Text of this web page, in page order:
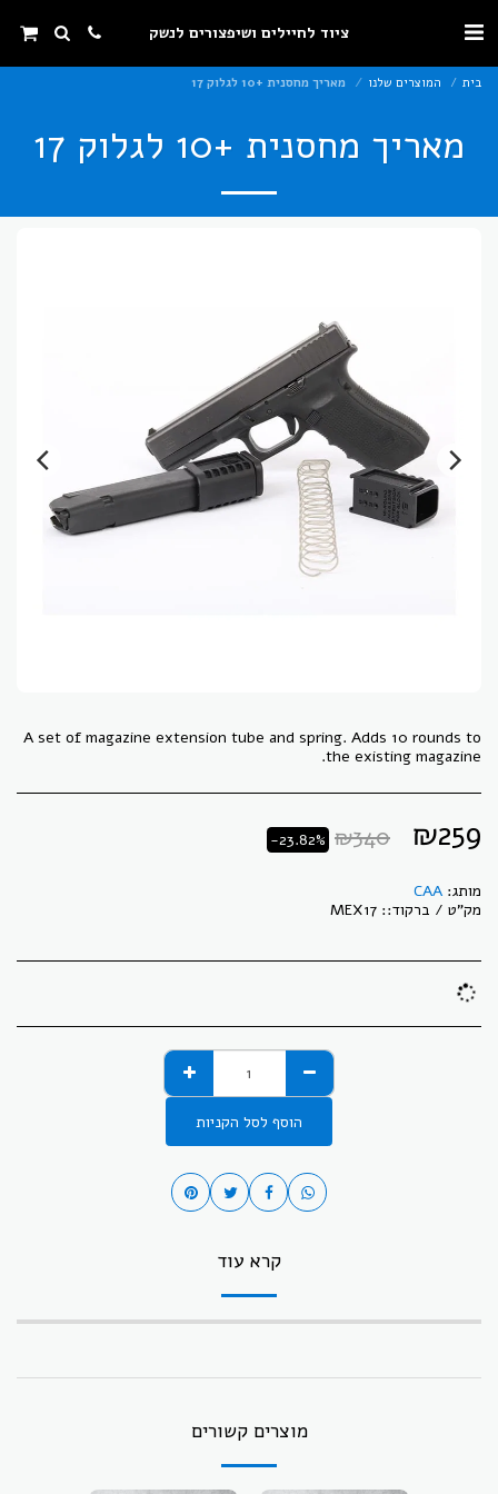
ציוד לחיילים ושיפצורים לנשק
בית המוצרים שלנו מאריך מחסנית +10 לגלוק 17
מאריך מחסנית +10 לגלוק 17
A set of magazine extension tube and spring. Adds 10 rounds to
the existing magazine.
₪259
₪340
-23.82%
מותג: CAA
מק"ט / ברקוד:: MEX17
הוסף לסל הקניות
קרא עוד
מוצרים קשורים